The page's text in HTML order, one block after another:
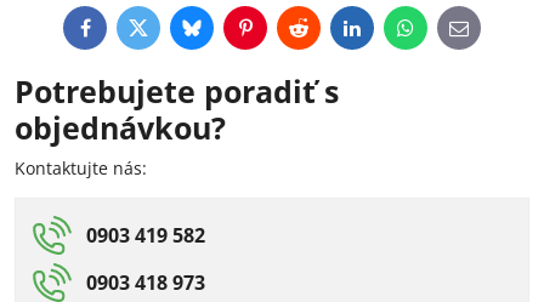
FacebookTwitterBlueskyPinterestRedditLinkedInWhatsApp
E-
mail
Potrebujete poradiť s
objednávkou?
Kontaktujte nás:
0903 419 582
0903 418 973